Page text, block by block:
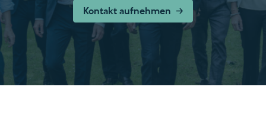
Kontakt aufnehmen